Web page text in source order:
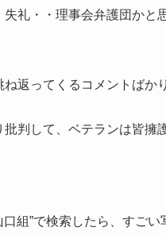
礼・・理事会弁護団かと
ね返ってくるコメントばか
批判して、ベテランは皆擁
口組”で検索したら、すごい